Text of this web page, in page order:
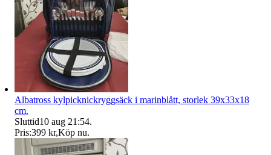
Albatross kylpicknickryggsäck i marinblått, storlek 39x33x18
cm.
Sluttid10 aug 21:54.
Pris:399 kr,Köp nu.